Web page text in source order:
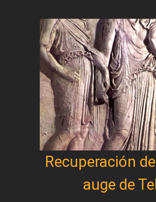
Recuperación
auge de